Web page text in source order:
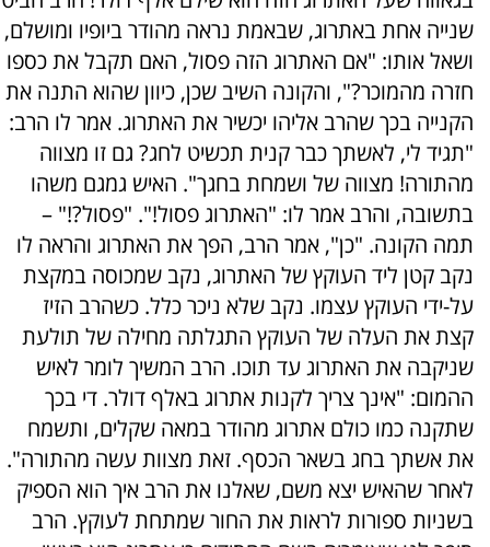
שנייה אחת באתרוג, שבאמת נראה מהודר ביופיו ומושלם,
ושאל אותו: "אם האתרוג הזה פסול, האם תקבל את כספו
חזרה מהמוכר?", והקונה השיב שכן, כיוון שהוא התנה את
הקנייה בכך שהרב אליהו יכשיר את האתרוג. אמר לו הרב:
"תגיד לי, לאשתך כבר קנית תכשיט לחג? גם זו מצווה
מהתורה! מצווה של ושמחת בחגך". האיש גמגם משהו
בתשובה, והרב אמר לו: "האתרוג פסול!". "פסול?!" –
תמה הקונה. "כן", אמר הרב, הפך את האתרוג והראה לו
נקב קטן ליד העוקץ של האתרוג, נקב שמכוסה במקצת
על-ידי העוקץ עצמו. נקב שלא ניכר כלל. כשהרב הזיז
קצת את העלה של העוקץ התגלתה מחילה של תולעת
שניקבה את האתרוג עד תוכו. הרב המשיך לומר לאיש
ההמום: "אינך צריך לקנות אתרוג באלף דולר. די בכך
שתקנה כמו כולם אתרוג מהודר במאה שקלים, ותשמח
את אשתך בחג בשאר הכסף. זאת מצוות עשה מהתורה".
לאחר שהאיש יצא משם, שאלנו את הרב איך הוא הספיק
בשניות ספורות לראות את החור שמתחת לעוקץ. הרב